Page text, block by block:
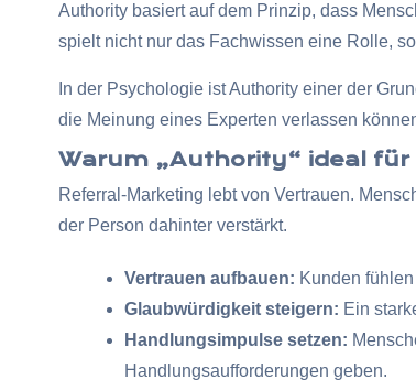
Authority basiert auf dem Prinzip, dass
spielt nicht nur das Fachwissen eine Rolle,
In der Psychologie ist Authority einer der
die Meinung eines Experten verlassen
Warum „Authority“ ideal
Referral-Marketing lebt von Vertrauen.
der Person dahinter verstärkt.
Vertrauen aufbauen: Kunden
Glaubwürdigkeit steigern: Ein
Handlungsimpulse setzen:
Handlungsaufforderungen geben.